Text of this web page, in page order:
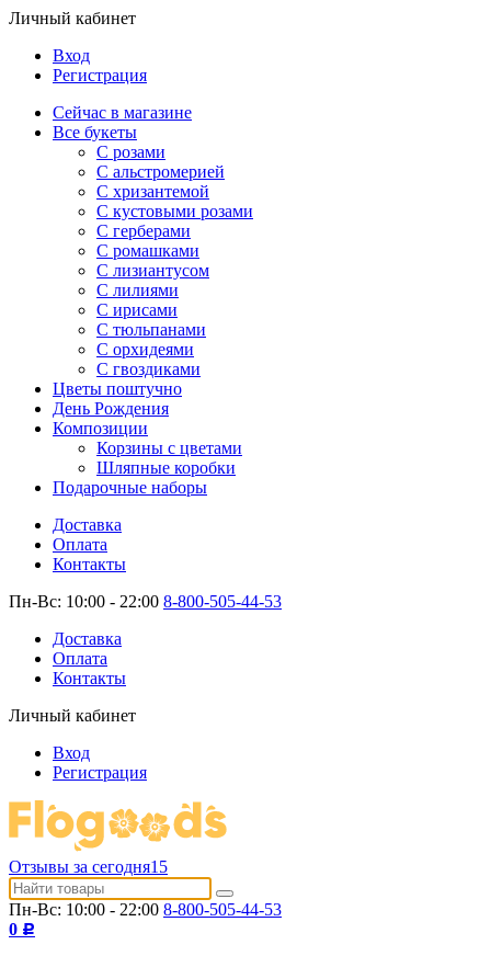
Личный кабинет
Вход
Регистрация
Сейчас в магазине
Все букеты
C розами
С альстромерией
С хризантемой
С кустовыми розами
С герберами
С ромашками
С лизиантусом
С лилиями
С ирисами
С тюльпанами
С орхидеями
С гвоздиками
Цветы поштучно
День Рождения
Композиции
Корзины с цветами
Шляпные коробки
Подарочные наборы
Доставка
Оплата
Контакты
Пн-Вс: 10:00 - 22:00 8-800-505-44-53
Доставка
Оплата
Контакты
Личный кабинет
Вход
Регистрация
Отзывы за сегодня15
Пн-Вс: 10:00 - 22:00 8-800-505-44-53
0 Р